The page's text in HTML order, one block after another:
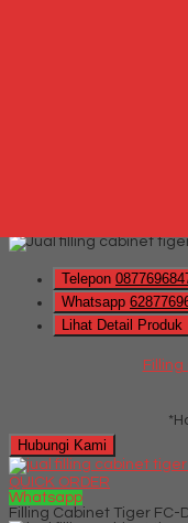
Telepon
Whatsapp
Lihat Detail Produk
Filling
Hubungi Kami
QUICK ORDER
Whatsapp
Filling Cabinet Tiger FC-